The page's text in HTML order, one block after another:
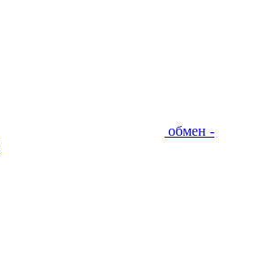
обмен -